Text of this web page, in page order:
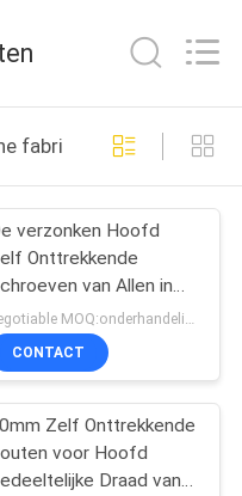
fabricage
verzonken Hoofd
Onttrekkende
van Allen in
staal, Zelf
negotiable MOQ:onderhandelingen
CONTACT
Zelf Onttrekkende
voor Hoofd
Draad van